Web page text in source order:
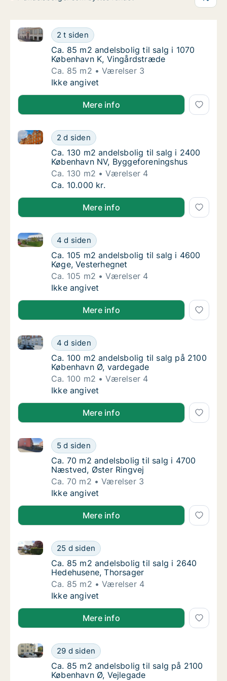
Ca. 85 m2 andelsbolig til salg i 1070
2 t siden
Ca. 85 m2 andelsbolig til salg i 1070 København K,
Ca. 85 m2 andelsbolig til salg i 1070
Ca. 85 m2 andelsbolig til salg i 1070
København K, Vingårdstræde
Ca. 85 m2
Værelser 3
Ca. 85 m2 andelsbolig til salg i 1070
Ikke angivet
Mere info
Ca. 130 m2 andelsbolig til salg i 2400
2 d siden
Ca. 130 m2 andelsbolig til salg i 2400 København
Ca. 130 m2 andelsbolig til salg i 2400
Ca. 130 m2 andelsbolig til salg i 2400
København NV, Byggeforeningshus
Ca. 130 m2
Værelser 4
Ca. 130 m2 andelsbolig til salg i 2400
Ca. 10.000 kr.
Mere info
Ca. 105 m2 andelsbolig til salg i 4600
4 d siden
Ca. 105 m2 andelsbolig til salg i 4600 Køge,
Ca. 105 m2 andelsbolig til salg i 4600
Ca. 105 m2 andelsbolig til salg i 4600
Køge, Vesterhegnet
Ca. 105 m2
Værelser 4
Ca. 105 m2 andelsbolig til salg i 4600
Ikke angivet
Mere info
Ca. 100 m2 andelsbolig til salg på 2100
4 d siden
Ca. 100 m2 andelsbolig til salg på 2100 København
Ca. 100 m2 andelsbolig til salg på 2100
Ca. 100 m2 andelsbolig til salg på 2100
København Ø, vardegade
Ca. 100 m2
Værelser 4
Ca. 100 m2 andelsbolig til salg på 2100
Ikke angivet
Mere info
Ca. 70 m2 andelsbolig til salg i 4700
5 d siden
Ca. 70 m2 andelsbolig til salg i 4700 Næstved,
Ca. 70 m2 andelsbolig til salg i 4700
Ca. 70 m2 andelsbolig til salg i 4700
Næstved, Øster Ringvej
Ca. 70 m2
Værelser 3
Ca. 70 m2 andelsbolig til salg i 4700
Ikke angivet
Mere info
Ca. 85 m2 andelsbolig til salg i 2640
25 d siden
Ca. 85 m2 andelsbolig til salg i 2640 Hedehusene,
Ca. 85 m2 andelsbolig til salg i 2640
Ca. 85 m2 andelsbolig til salg i 2640
Hedehusene, Thorsager
Ca. 85 m2
Værelser 4
Ca. 85 m2 andelsbolig til salg i 2640
Ikke angivet
Mere info
Ca. 85 m2 andelsbolig til salg på 2100
29 d siden
Ca. 85 m2 andelsbolig til salg på 2100 København
Ca. 85 m2 andelsbolig til salg på 2100
Ca. 85 m2 andelsbolig til salg på 2100
København Ø, Vejlegade